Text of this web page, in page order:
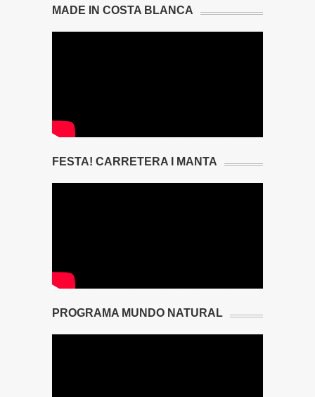
MADE IN COSTA BLANCA
FESTA! CARRETERA I MANTA
PROGRAMA MUNDO NATURAL